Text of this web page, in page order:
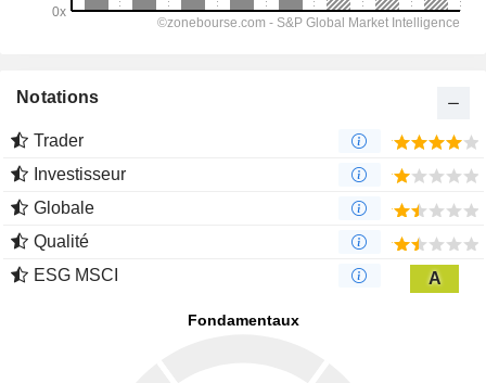
Notations
Trader
Investisseur
Globale
Qualité
ESG MSCI
A